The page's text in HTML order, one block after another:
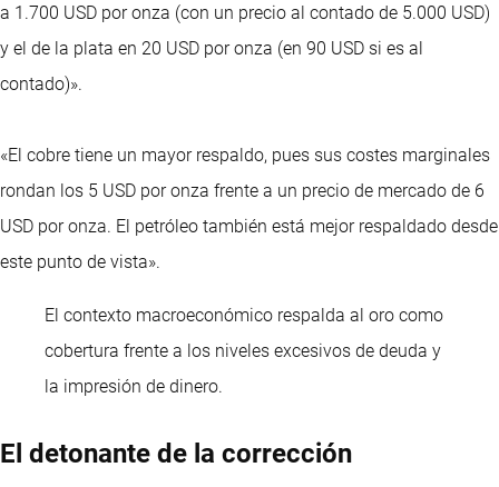
a 1.700 USD por onza (con un precio al contado de 5.000 USD)
y el de la plata en 20 USD por onza (en 90 USD si es al
contado)».
«El cobre tiene un mayor respaldo, pues sus costes marginales
rondan los 5 USD por onza frente a un precio de mercado de 6
USD por onza. El petróleo también está mejor respaldado desde
este punto de vista».
El contexto macroeconómico respalda al oro como
cobertura frente a los niveles excesivos de deuda y
la impresión de dinero.
El detonante de la corrección